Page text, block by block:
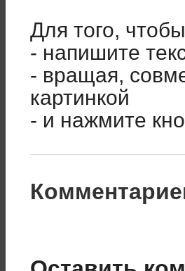
Для того,
- напишите
- вращая,
картинкой
- и нажмите